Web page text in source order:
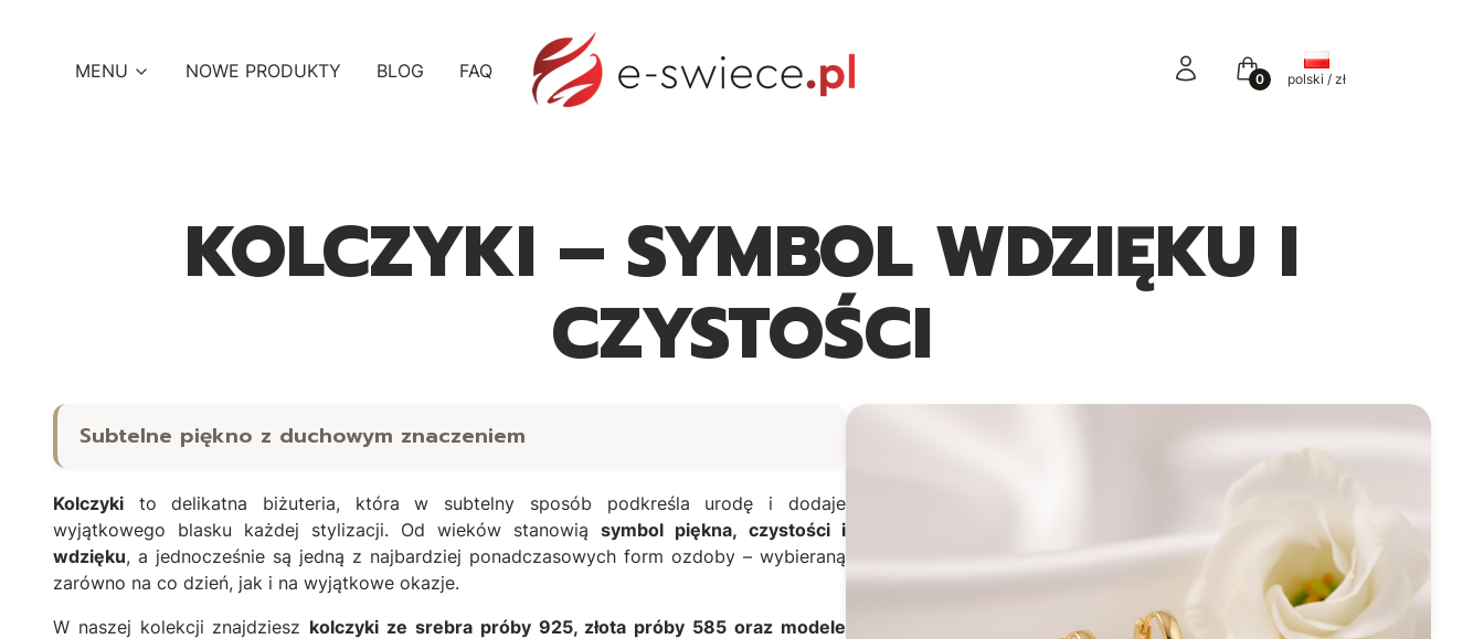
MENU NOWE PRODUKTY BLOG FAQ - NAJCZĘSTSZE PYTANIA FORMULARZ KONTAKTOWY Zaloguj sięKoszyk
polski / zł
KOLCZYKI – SYMBOL WDZIĘKU I
CZYSTOŚCI
Subtelne piękno z duchowym znaczeniem
Kolczyki to delikatna biżuteria, która w subtelny sposób podkreśla urodę i dodaje
wyjątkowego blasku każdej stylizacji. Od wieków stanowiąsymbol piękna, czystości i
wdzięku, a jednocześnie są jedną z najbardziej ponadczasowych form ozdoby – wybieraną
zarówno na co dzień, jak i na wyjątkowe okazje.
W naszej kolekcji znajdziesz kolczyki ze srebra próby 925, złota próby 585 oraz modele